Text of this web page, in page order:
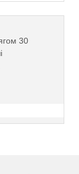
30